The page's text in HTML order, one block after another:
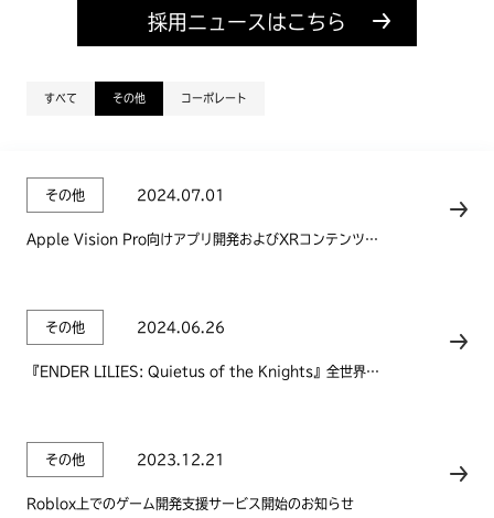
採用ニュースはこちら
すべて その他 コーポレート
その他 2024.07.01
Apple Vision Pro向けアプリ開発およびXRコンテンツ制
その他 2024.06.26
『ENDER LILIES: Quietus of the Knights』全世界累
その他 2023.12.21
Roblox上でのゲーム開発支援サービス開始のお知らせ